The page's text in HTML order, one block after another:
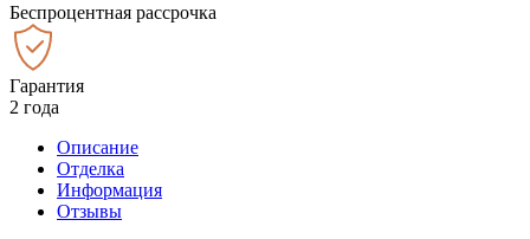
Беспроцентная рассрочка
Гарантия
2 года
Описание
Отделка
Информация
Отзывы